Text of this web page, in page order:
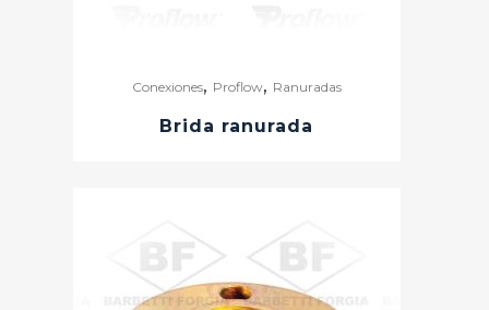
Conexiones, Proflow, Ranuradas
Brida ranurada